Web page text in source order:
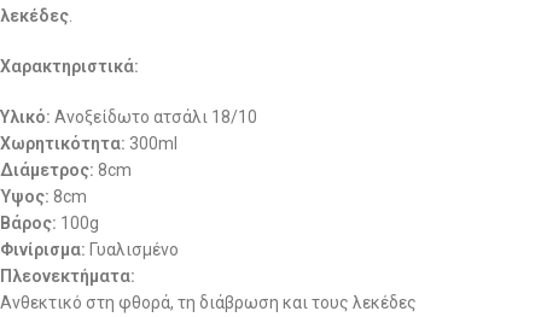
λεκέδες
Χαρακτηριστικά:
Υλικό: Ανοξείδωτο ατσάλι 18/10
Χωρητικότητα: 300ml
Διάμετρος: 8cm
Ύψος: 8cm
Βάρος: 100g
Φινίρισμα: Γυαλισμένο
Πλεονεκτήματα:
Ανθεκτικό στη φθορά, τη διάβρωση και τους λεκέδες